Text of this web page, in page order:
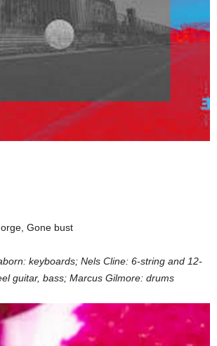
Gone bust
keyboards; Nels Cline: 6-string and 12-
guitar, bass; Marcus Gilmore: drums